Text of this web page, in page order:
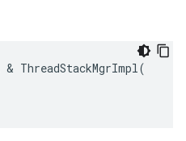
& ThreadStackMgrImpl(